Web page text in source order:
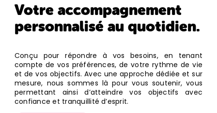
Votre accompagnement
personnalisé au quotidien.
Conçu pour répondre à vos besoins, en tenant
compte de vos préférences, de votre rythme de vie
et de vos objectifs. Avec une approche dédiée et sur
mesure, nous sommes là pour vous soutenir, vous
permettant ainsi d’atteindre vos objectifs avec
confiance et tranquillité d’esprit.